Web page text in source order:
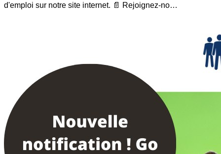
d'emploi sur notre site internet. 📄 Rejoignez-no…